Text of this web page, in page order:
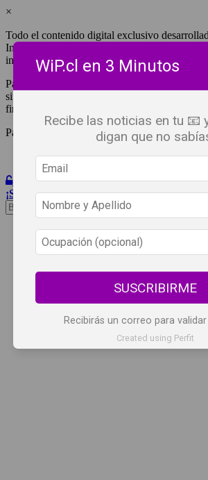
×
Todo el contenido digital exclusivo
Independent Press Chile, cuenta con derechos
intelectual.
Para tener acceso a una copia y/o impresión
sin fines de lucro, debes ser
fines comerciales debes contactar al e-mail
Pagas una sola vez al año y disfrutas por 12
Iniciar Sesión
¡Suscribete! BeneficiosWiP
Buscar:
Síguenos
WiP.cl en 3 Minutos
Recibe las noticias en tu 📧
digan que no
SUSCRIBIRME
Recibirás un correo para
Created using Perfit